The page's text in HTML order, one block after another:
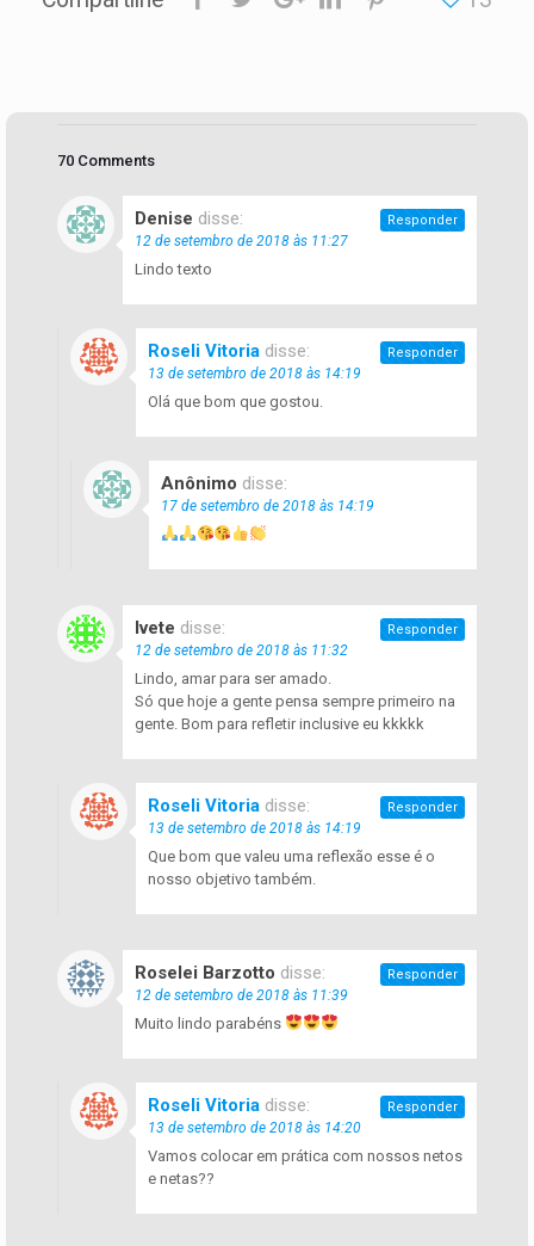
70 Comments
Denise disse:
12 de setembro de 2018 às 11:27
Lindo texto
Responder
Roseli Vitoria disse:
13 de setembro de 2018 às 14:19
Olá que bom que gostou.
Responder
Anônimo disse:
17 de setembro de 2018 às 14:19
Ivete disse:
12 de setembro de 2018 às 11:32
Lindo, amar para ser amado.
Só que hoje a gente pensa sempre primeiro na
gente. Bom para refletir inclusive eu kkkkk
Responder
Roseli Vitoria disse:
13 de setembro de 2018 às 14:19
Que bom que valeu uma reflexão esse é o
nosso objetivo também.
Responder
Roselei Barzotto disse:
12 de setembro de 2018 às 11:39
Muito lindo parabéns
Responder
Roseli Vitoria disse:
13 de setembro de 2018 às 14:20
Vamos colocar em prática com nossos netos
e netas??
Responder